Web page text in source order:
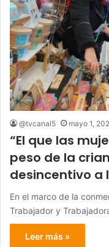
@tvcanal5 mayo 1,
“El que las
peso de la
desincentivo a
En el marco de la
Trabajador y
Leer más »